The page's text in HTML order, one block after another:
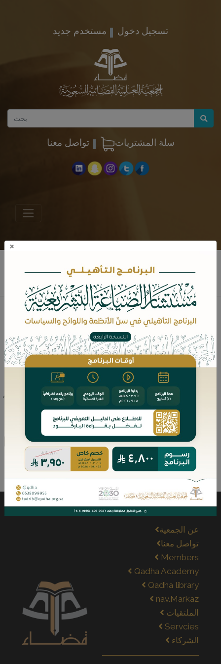
مستخدم جديد تسجيل دخول
تواصل معنا سلة المشتريات
محمد بن سليمان الناصر
نبذه عن المؤلف
القاضي في محاكم القضاء العام
مؤلفات الكاتب
عن الجمعية
تواصل معنا
Members
Qadha Academy
Qadha library
nav.Markaz
الملتقيات
Servcies
الشركاء
×